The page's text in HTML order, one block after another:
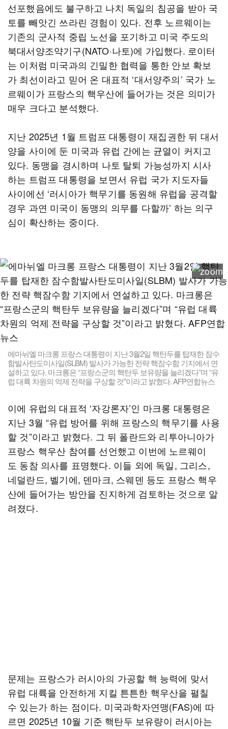
선포했음에도 불구하고 나치 독일의 침공을 받아 국
토를 빼앗긴 쓰라린 경험이 있다. 전후 노르웨이는
기존의 군사적 중립 노선을 포기하고 미국 주도의
북대서양조약기구(NATO·나토)에 가입했다. 로이터
는 이처럼 미국과의 긴밀한 협력을 통한 안보 확보
가 최선이라고 믿어 온 대표적 ‘대서양주의’ 국가 노
르웨이가 프랑스의 핵우산에 들어가는 것은 의미가
매우 크다고 분석했다.
지난 2025년 1월 트럼프 대통령이 재집권한 뒤 대서
양을 사이에 둔 미국과 유럽 간에는 균열이 커지고
있다. 동맹을 경시하며 나토 탈퇴 가능성까지 시사
하는 트럼프 대통령을 보면서 유럽 국가 지도자들
사이에선 ‘러시아가 핵무기를 동원해 유럽을 공격할
경우 과연 미국이 동맹의 의무를 다할까’ 하는 의구
심이 확산하는 중이다.
에마뉘엘 마크롱 프랑스 대통령이 지난 3월2일 핵탄두를 탑재한 잠수
함발사탄도미사일(SLBM) 발사가 가능한 전략 핵잠수함 기지에서 연
설하고 있다. 마크롱은 “프랑스군의 핵탄두 보유량을 늘리겠다”며 “유
럽 대륙 차원의 억제 전략을 구상할 것”이라고 밝혔다. AFP연합뉴스
이에 유럽의 대표적 ‘자강론자’인 마크롱 대통령은
지난 3월 “유럽 방어를 위해 프랑스의 핵무기를 사용
할 것”이라고 밝혔다. 그 뒤 폴란드와 리투아니아가
프랑스 핵우산 참여를 선언했고 이번에 노르웨이
도 동참 의사를 표명했다. 이들 외에 독일, 그리스,
네덜란드, 벨기에, 덴마크, 스웨덴 등도 프랑스 핵우
산에 들어가는 방안을 진지하게 검토하는 것으로 알
려졌다.
문제는 프랑스가 러시아의 가공할 핵 능력에 맞서
유럽 대륙을 안전하게 지킬 튼튼한 핵우산을 펼칠
수 있는가 하는 점이다. 미국과학자연맹(FAS)에 따
르면 2025년 10월 기준 핵탄두 보유량이 러시아는